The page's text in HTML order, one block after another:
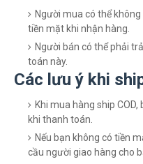
Người mua có thể
tiền mặt khi nhận hàng.
Người bán có thể phải
toán này.
Các lưu ý khi
Khi mua hàng ship
khi thanh toán.
Nếu bạn không có tiền
cầu người giao hàng cho